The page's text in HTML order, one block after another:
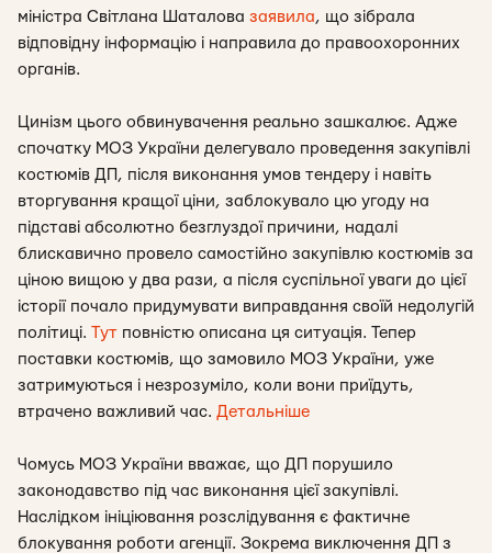
міністра Світлана Шаталова заявила, що зібрала
відповідну інформацію і направила до правоохоронних
органів.
Цинізм цього обвинувачення реально зашкалює. Адже
спочатку МОЗ України делегувало проведення закупівлі
костюмів ДП, після виконання умов тендеру і навіть
вторгування кращої ціни, заблокувало цю угоду на
підставі абсолютно безглуздої причини, надалі
блискавично провело самостійно закупівлю костюмів за
ціною вищою у два рази, а після суспільної уваги до цієї
історії почало придумувати виправдання своїй недолугій
політиці. Тут повністю описана ця ситуація. Тепер
поставки костюмів, що замовило МОЗ України, уже
затримуються і незрозуміло, коли вони приїдуть,
втрачено важливий час. Детальніше
Чомусь МОЗ України вважає, що ДП порушило
законодавство під час виконання цієї закупівлі.
Наслідком ініціювання розслідування є фактичне
блокування роботи агенції. Зокрема виключення ДП з